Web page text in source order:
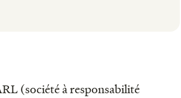
(société à responsabilité